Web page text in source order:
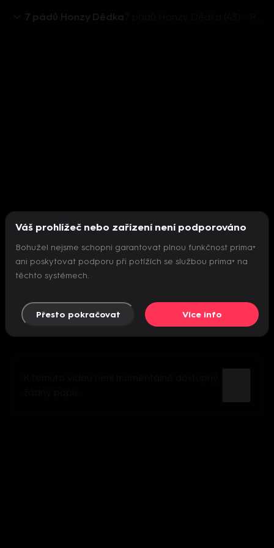
7 pádů Honzy Dědka
Nepodařilo se inicializovat přehrávač
Váš prohlížeč nebo zařízení není podporováno
Bohužel nejsme schopni garantovat plnou funkčnost prima+
ani poskytovat podporu při potížích se službou prima+ na
těchto systémech.
Přesto pokračovat Více info